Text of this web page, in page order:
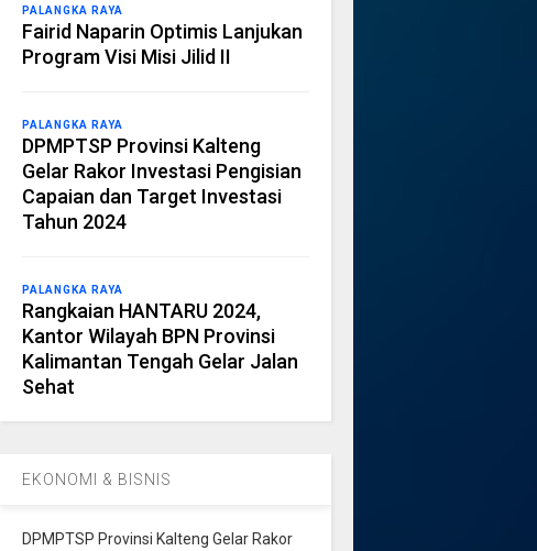
PALANGKA RAYA
Fairid Naparin Optimis Lanjukan
Program Visi Misi Jilid II
PALANGKA RAYA
DPMPTSP Provinsi Kalteng
Gelar Rakor Investasi Pengisian
Capaian dan Target Investasi
Tahun 2024
PALANGKA RAYA
Rangkaian HANTARU 2024,
Kantor Wilayah BPN Provinsi
Kalimantan Tengah Gelar Jalan
Sehat
EKONOMI & BISNIS
DPMPTSP Provinsi Kalteng Gelar Rakor